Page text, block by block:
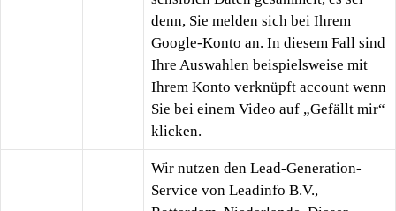
denn, Sie melden sich bei Ihrem
Google-Konto an. In diesem Fall sind
Ihre Auswahlen beispielsweise mit
Ihrem Konto verknüpft account wenn
Sie bei einem Video auf „Gefällt mir“
klicken.
Wir nutzen den Lead-Generation-
Service von Leadinfo B.V.,